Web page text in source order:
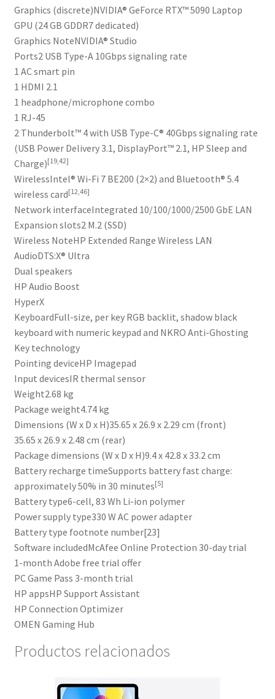
Graphics (discrete)NVIDIA® GeForce RTX™ 5090 Laptop
GPU (24 GB GDDR7 dedicated)
Graphics NoteNVIDIA® Studio
Ports2 USB Type-A 10Gbps signaling rate
1 AC smart pin
1 HDMI 2.1
1 headphone/microphone combo
1 RJ-45
2 Thunderbolt™ 4 with USB Type-C® 40Gbps signaling rate
(USB Power Delivery 3.1, DisplayPort™ 2.1, HP Sleep and
Charge)[19,42]
WirelessIntel® Wi-Fi 7 BE200 (2×2) and Bluetooth® 5.4
wireless card[12,46]
Network interfaceIntegrated 10/100/1000/2500 GbE LAN
Expansion slots2 M.2 (SSD)
Wireless NoteHP Extended Range Wireless LAN
AudioDTS:X® Ultra
Dual speakers
HP Audio Boost
HyperX
KeyboardFull-size, per key RGB backlit, shadow black
keyboard with numeric keypad and NKRO Anti-Ghosting
Key technology
Pointing deviceHP Imagepad
Input devicesIR thermal sensor
Weight2.68 kg
Package weight4.74 kg
Dimensions (W x D x H)35.65 x 26.9 x 2.29 cm (front)
35.65 x 26.9 x 2.48 cm (rear)
Package dimensions (W x D x H)9.4 x 42.8 x 33.2 cm
Battery recharge timeSupports battery fast charge:
approximately 50% in 30 minutes[5]
Battery type6-cell, 83 Wh Li-ion polymer
Power supply type330 W AC power adapter
Battery type footnote number[23]
Software includedMcAfee Online Protection 30-day trial
1-month Adobe free trial offer
PC Game Pass 3-month trial
HP appsHP Support Assistant
HP Connection Optimizer
OMEN Gaming Hub
Productos relacionados